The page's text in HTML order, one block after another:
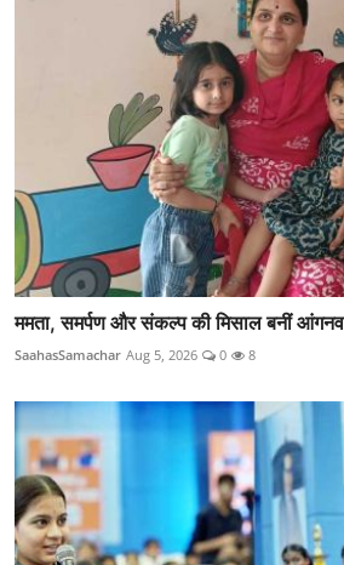
ममता, समर्पण और संकल्प की मिसाल बनीं
SaahasSamachar Aug 5, 2026 0 8